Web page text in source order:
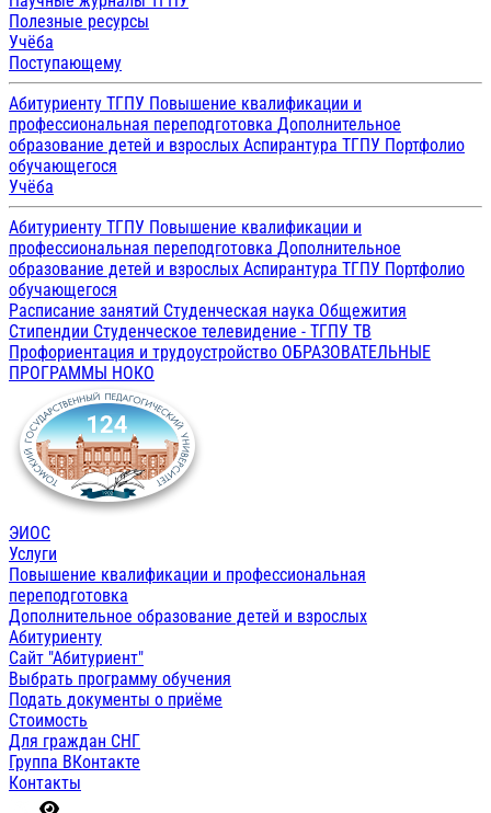
Полезные ресурсы
Учёба
Поступающему
Абитуриенту ТГПУ Повышение квалификации и
профессиональная переподготовка Дополнительное
образование детей и взрослых Аспирантура ТГПУ Портфолио
обучающегося
Учёба
Абитуриенту ТГПУ Повышение квалификации и
профессиональная переподготовка Дополнительное
образование детей и взрослых Аспирантура ТГПУ Портфолио
обучающегося
Расписание занятий Студенческая наука Общежития
Стипендии Студенческое телевидение - ТГПУ ТВ
Профориентация и трудоустройство ОБРАЗОВАТЕЛЬНЫЕ
ПРОГРАММЫ НОКО
ЭИОС
Услуги
Повышение квалификации и профессиональная
переподготовка
Дополнительное образование детей и взрослых
Абитуриенту
Сайт "Абитуриент"
Выбрать программу обучения
Подать документы о приёме
Стоимость
Для граждан СНГ
Группа ВКонтакте
Контакты